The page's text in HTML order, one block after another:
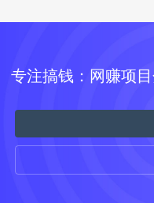
专注搞钱：网赚项